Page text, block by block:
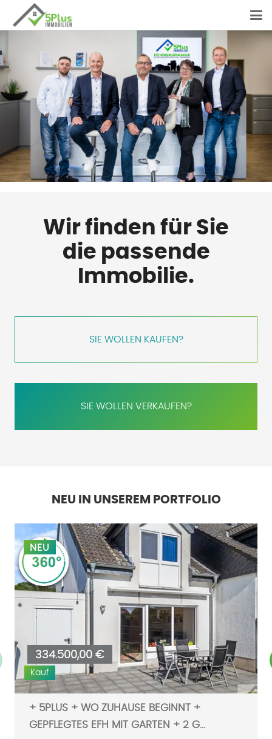
Wir finden für Sie
die passende
Immobilie.
SIE WOLLEN KAUFEN?
SIE WOLLEN VERKAUFEN?
NEU IN UNSEREM PORTFOLIO
NEU
334.500,00 €
Kauf
+ 5PLUS + WO ZUHAUSE BEGINNT +
GEPFLEGTES EFH MIT GARTEN + 2 G...
Schnellübersicht:
Haus Reiheneck Wohnfläche ca. 115 m²
Immobilie auf Karte anzeigen